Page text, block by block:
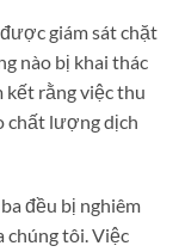
giám sát chặt
nào bị khai thác
kết rằng việc thu
chất lượng dịch
đều bị nghiêm
chúng tôi. Việc